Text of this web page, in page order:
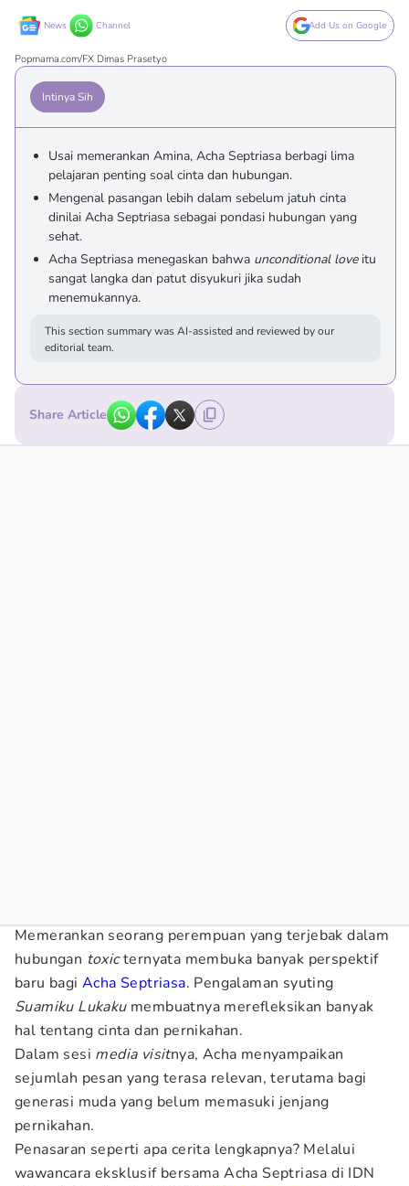
News Channel Add Us on Google
Popmama.com/FX Dimas Prasetyo
Intinya Sih
Usai memerankan Amina, Acha Septriasa berbagi lima
pelajaran penting soal cinta dan hubungan.
Mengenal pasangan lebih dalam sebelum jatuh cinta
dinilai Acha Septriasa sebagai pondasi hubungan yang
sehat.
Acha Septriasa menegaskan bahwa unconditional loveitu
sangat langka dan patut disyukuri jika sudah
menemukannya.
This section summary was AI-assisted and reviewed by our
editorial team.
Share Article
Memerankan seorang perempuan yang terjebak dalam
hubungan toxicternyata membuka banyak perspektif
baru bagiAcha Septriasa. Pengalaman syuting
Suamiku Lukakumembuatnya merefleksikan banyak
hal tentang cinta dan pernikahan.
Dalam sesi media visitnya, Acha menyampaikan
sejumlah pesan yang terasa relevan, terutama bagi
generasi muda yang belum memasuki jenjang
pernikahan.
Penasaran seperti apa cerita lengkapnya? Melalui
wawancara eksklusif bersama Acha Septriasa di IDN